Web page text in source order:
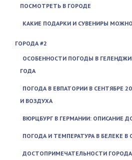
ПОСМОТРЕТЬ В ГОРОДЕ
КАКИЕ ПОДАРКИ И СУВЕНИРЫ
ГОРОДА #2
ОСОБЕННОСТИ ПОГОДЫ В
ГОДА
ПОГОДА В ЕВПАТОРИИ В СЕНТЯБРЕ
И ВОЗДУХА
ВЮРЦБУРГ В ГЕРМАНИИ: ОПИСАНИЕ
ПОГОДА И ТЕМПЕРАТУРА В БЕЛЕКЕ В
ДОСТОПРИМЕЧАТЕЛЬНОСТИ